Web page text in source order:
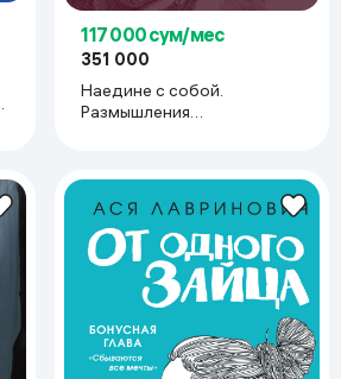
117 000 сум/мес
351 000
Наедине с собой.
Размышления